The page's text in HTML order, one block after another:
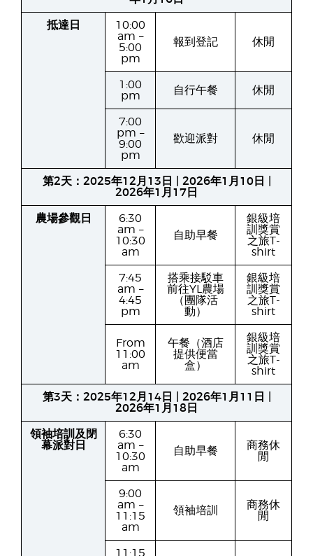
抵達日
10:00
am –
5:00
pm
報到登記 休閒
1:00
pm
自行午餐 休閒
7:00
pm –
9:00
pm
歡迎派對 休閒
第2天：2025年12月13日 | 2026年1月10日 |
2026年1月17日
農場參觀日
6:30
am –
10:30
am
自助早餐
銀級培
訓獎賞
之旅T-
shirt
7:45
am –
4:45
pm
搭乘接駁車
前往YL農場
（團隊活
動）
銀級培
訓獎賞
之旅T-
shirt
From
11:00
am
午餐（酒店
提供便當
盒）
銀級培
訓獎賞
之旅T-
shirt
第3天：2025年12月14日 | 2026年1月11日 |
2026年1月18日
領袖培訓及閉
幕派對日
6:30
am –
10:30
am
自助早餐
商務休
閒
9:00
am –
11:15
am
領袖培訓
商務休
閒
11:15